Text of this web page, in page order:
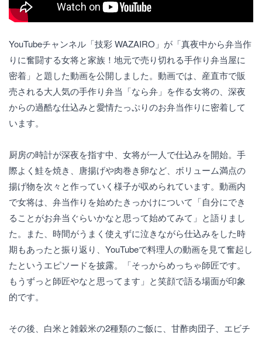
YouTubeチャンネル「技彩 WAZAIRO」が「真夜中から弁当作
りに奮闘する女将と家族！地元で売り切れる手作り弁当屋に
密着」と題した動画を公開しました。動画では、産直市で販
売される大人気の手作り弁当「なら弁」を作る女将の、深夜
からの過酷な仕込みと愛情たっぷりのお弁当作りに密着して
います。
厨房の時計が深夜を指す中、女将が一人で仕込みを開始。手
際よく鮭を焼き、唐揚げや肉巻き卵など、ボリューム満点の
揚げ物を次々と作っていく様子が収められています。動画内
で女将は、弁当作りを始めたきっかけについて「自分にでき
ることがお弁当ぐらいかなと思って始めてみて」と語りまし
た。また、時間がうまく使えずに泣きながら仕込みをした時
期もあったと振り返り、YouTubeで料理人の動画を見て奮起し
たというエピソードを披露。「そっからめっちゃ師匠です。
もうずっと師匠やなと思ってます」と笑顔で語る場面が印象
的です。
その後、白米と雑穀米の2種類のご飯に、甘酢肉団子、エビチ